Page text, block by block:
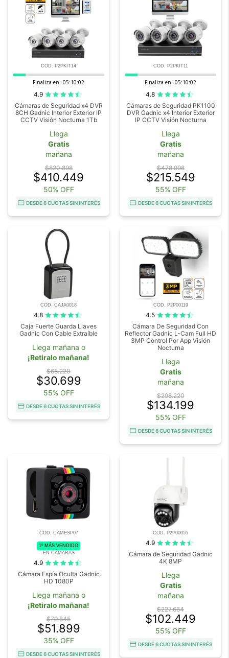
COD. P2PKIT14
Finaliza en: 05:10:00
4.9
Cámaras de Seguridad x4 DVR
8CH Gadnic Interior Exterior IP
CCTV Visión Nocturna 1Tb
Llega
Gratis
mañana
$820.898
$410.449
50% OFF
DESDE 6 CUOTAS SIN INTERÉS
COD. P2PKIT11
Finaliza en: 05:10:00
4.8
Cámaras de Seguridad PK1100
DVR Gadnic x4 Interior Exterior
IP CCTV Visión Nocturna
Llega
Gratis
mañana
$478.998
$215.549
55% OFF
DESDE 6 CUOTAS SIN INTERÉS
COD. CAJA0018
4.8
Caja Fuerte Guarda Llaves
Gadnic Con Cable Extraíble
Llega mañana o
¡Retiralo mañana!
$68.220
$30.699
55% OFF
DESDE 6 CUOTAS SIN INTERÉS
COD. P2P00119
4.5
Cámara De Seguridad Con
Reflector Gadnic L-Cam Full HD
3MP Control Por App Visión
Nocturna
Llega
Gratis
mañana
$298.220
$134.199
55% OFF
DESDE 6 CUOTAS SIN INTERÉS
COD. CAMESP07
1º MÁS VENDIDO
EN CÁMARAS
4.9
Cámara Espía Oculta Gadnic
HD 1080P
Llega mañana o
¡Retiralo mañana!
$79.845
$51.899
35% OFF
DESDE 6 CUOTAS SIN INTERÉS
COD. P2P00055
4.9
Cámara de Seguridad Gadnic
4K 8MP
Llega
Gratis
mañana
$227.664
$102.449
55% OFF
DESDE 6 CUOTAS SIN INTERÉS